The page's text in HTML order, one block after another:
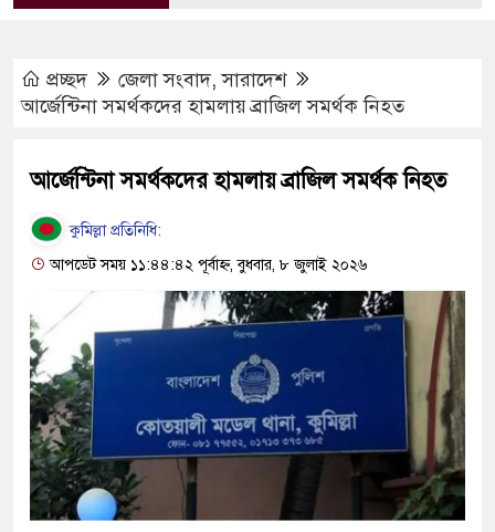
প্রচ্ছদ জেলা সংবাদ,সারাদেশ
আর্জেন্টিনা সমর্থকদের হামলায় ব্রাজিল সমর্থক নিহত
আর্জেন্টিনা সমর্থকদের হামলায় ব্রাজিল সমর্থক নিহত
কুমিল্লা প্রতিনিধি:
আপডেট সময় ১১:৪৪:৪২ পূর্বাহ্ন, বুধবার, ৮ জুলাই ২০২৬